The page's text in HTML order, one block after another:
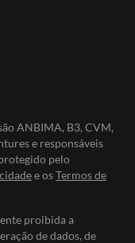
ANBIMA, B3, CVM,
e responsáveis
pelo
e osTermos de
proibida a
de dados, de